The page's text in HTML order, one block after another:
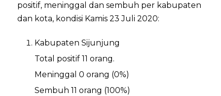
positif, meninggal dan sembuh per kabupaten
dan kota, kondisi Kamis 23 Juli 2020:
Kabupaten Sijunjung
Total positif 11 orang.
Meninggal 0 orang (0%)
Sembuh 11 orang (100%)